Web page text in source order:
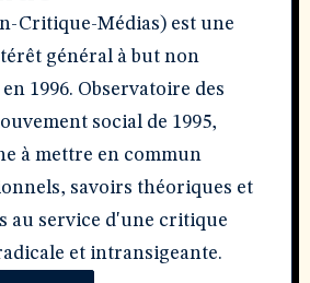
Critique-Médias) est une
général à but non
1996. Observatoire des
social de 1995,
à mettre en commun
savoirs théoriques et
au service d'une critique
et intransigeante.